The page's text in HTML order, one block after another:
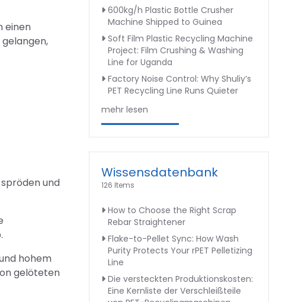
einen
und
hohem
gelöteten
600kg/h Plastic Bottle Crusher
Machine Shipped to Guinea
Soft Film Plastic Recycling Machine
Project: Film Crushing & Washing
Line for Uganda
Factory Noise Control: Why Shuliy’s
PET Recycling Line Runs Quieter
mehr lesen
Wissensdatenbank
126 Items
How to Choose the Right Scrap
Rebar Straightener
Flake-to-Pellet Sync: How Wash
Purity Protects Your rPET Pelletizing
Line
Die versteckten Produktionskosten:
Eine Kernliste der Verschleißteile